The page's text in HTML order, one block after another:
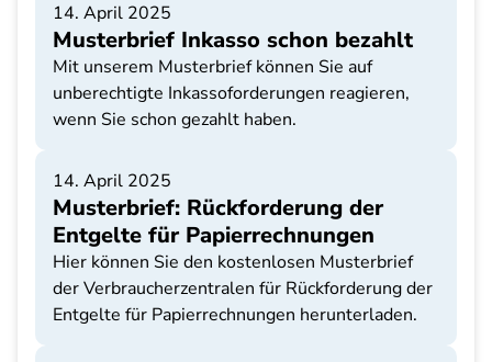
14. April 2025
Musterbrief Inkasso schon bezahlt
Mit unserem Musterbrief können Sie auf
unberechtigte Inkassoforderungen reagieren,
wenn Sie schon gezahlt haben.
14. April 2025
Musterbrief: Rückforderung der
Entgelte für Papierrechnungen
Hier können Sie den kostenlosen Musterbrief
der Verbraucherzentralen für Rückforderung der
Entgelte für Papierrechnungen herunterladen.